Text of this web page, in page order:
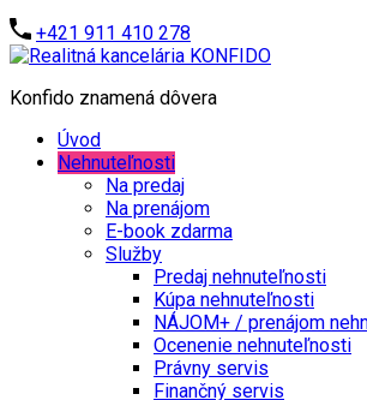
+421 911 410 278
Konfido znamená dôvera
Úvod
Nehnuteľnosti
Na predaj
Na prenájom
E-book zdarma
Služby
Predaj nehnuteľnosti
Kúpa nehnuteľnosti
NÁJOM+ / prenájom
Ocenenie nehnuteľnosti
Právny servis
Finančný servis